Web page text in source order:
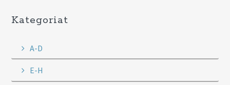
Kategoriat
A-D
E-H